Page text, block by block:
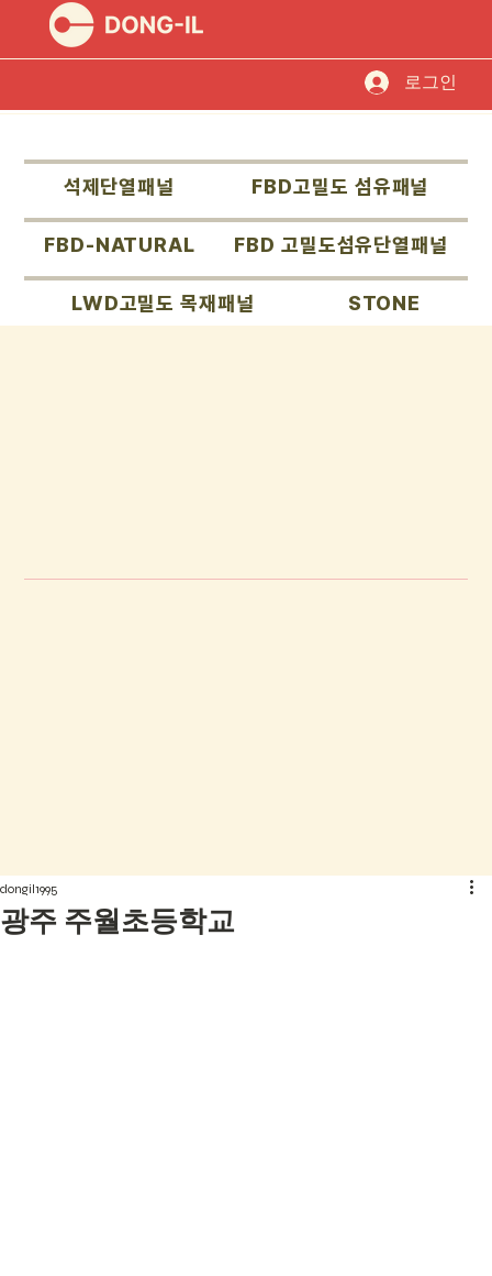
로그인
광주 주월초등학교
dongil1995
석제단열패널 FBD고밀도 섬유패널
FBD-NATURAL FBD 고밀도섬유단열패널
LWD고밀도 목재패널 STONE